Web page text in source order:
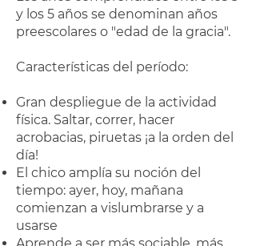
y los 5 años se denominan años
preescolares o "edad de la gracia".
Características del período:
Gran despliegue de la actividad
física. Saltar, correr, hacer
acrobacias, piruetas ¡a la orden del
día!
El chico amplía su noción del
tiempo: ayer, hoy, mañana
comienzan a vislumbrarse y a
usarse